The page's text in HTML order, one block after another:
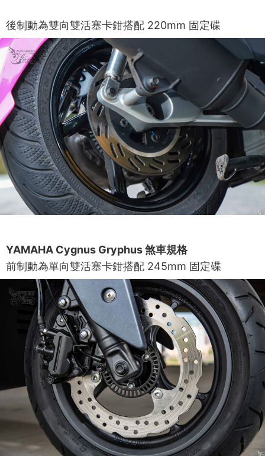
後制動為雙向雙活塞卡鉗搭配 220mm 固定碟
YAMAHA Cygnus Gryphus 煞車規格
前制動為單向雙活塞卡鉗搭配 245mm 固定碟